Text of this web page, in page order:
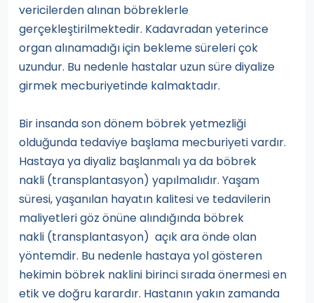
vericilerden alınan böbreklerle
gerçekleştirilmektedir. Kadavradan yeterince
organ alınamadığı için bekleme süreleri çok
uzundur. Bu nedenle hastalar uzun süre diyalize
girmek mecburiyetinde kalmaktadır.
Bir insanda son dönem böbrek yetmezliği
olduğunda tedaviye başlama mecburiyeti vardır.
Hastaya ya diyaliz başlanmalı ya da böbrek
nakli (transplantasyon) yapılmalıdır. Yaşam
süresi, yaşanılan hayatın kalitesi ve tedavilerin
maliyetleri göz önüne alındığında böbrek
nakli (transplantasyon) açık ara önde olan
yöntemdir. Bu nedenle hastaya yol gösteren
hekimin böbrek naklini birinci sırada önermesi en
etik ve doğru karardır. Hastanın yakın zamanda